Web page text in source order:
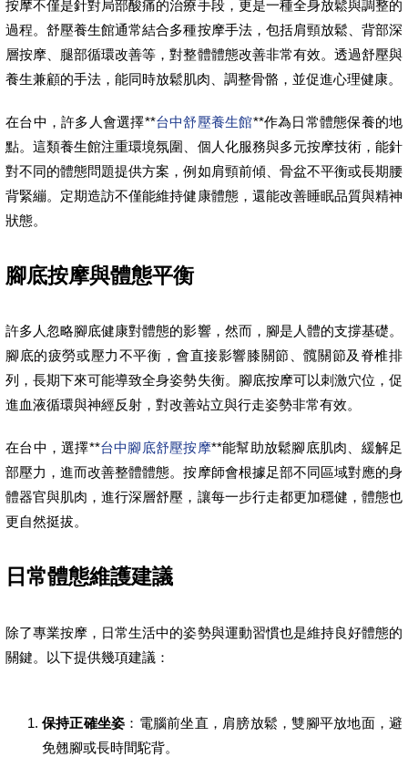
按摩不僅是針對局部酸痛的治療手段，更是一種全身放鬆與調整的
過程。舒壓養生館通常結合多種按摩手法，包括肩頸放鬆、背部深
層按摩、腿部循環改善等，對整體體態改善非常有效。透過舒壓與
養生兼顧的手法，能同時放鬆肌肉、調整骨骼，並促進心理健康。
在台中，許多人會選擇**台中舒壓養生館**作為日常體態保養的地
點。這類養生館注重環境氛圍、個人化服務與多元按摩技術，能針
對不同的體態問題提供方案，例如肩頸前傾、骨盆不平衡或長期腰
背緊繃。定期造訪不僅能維持健康體態，還能改善睡眠品質與精神
狀態。
腳底按摩與體態平衡
許多人忽略腳底健康對體態的影響，然而，腳是人體的支撐基礎。
腳底的疲勞或壓力不平衡，會直接影響膝關節、髖關節及脊椎排
列，長期下來可能導致全身姿勢失衡。腳底按摩可以刺激穴位，促
進血液循環與神經反射，對改善站立與行走姿勢非常有效。
在台中，選擇**台中腳底舒壓按摩**能幫助放鬆腳底肌肉、緩解足
部壓力，進而改善整體體態。按摩師會根據足部不同區域對應的身
體器官與肌肉，進行深層舒壓，讓每一步行走都更加穩健，體態也
更自然挺拔。
日常體態維護建議
除了專業按摩，日常生活中的姿勢與運動習慣也是維持良好體態的
關鍵。以下提供幾項建議：
保持正確坐姿 ：電腦前坐直，肩膀放鬆，雙腳平放地面，避
免翹腳或長時間駝背。